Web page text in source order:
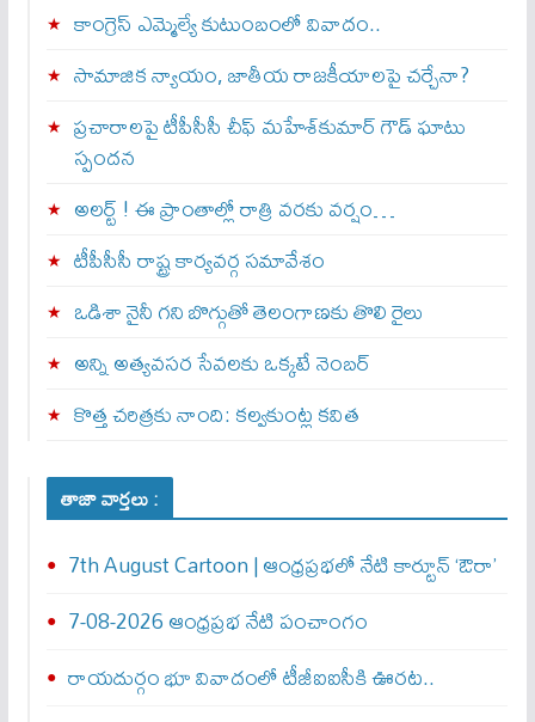
కాంగ్రెస్ ఎమ్మెల్యే కుటుంబంలో వివాదం..
సామాజిక న్యాయం, జాతీయ రాజకీయాలపై చర్చేనా?
ప్రచారాలపై టీపీసీసీ చీఫ్ మహేశ్‌కుమార్ గౌడ్ ఘాటు
స్పందన
అల‌ర్ట్ ! ఈ ప్రాంతాల్లో రాత్రి వరకు వర్షం…
టీపీసీసీ రాష్ట్ర కార్యవర్గ సమావేశం
ఒడిశా నైనీ గని బొగ్గుతో తెలంగాణకు తొలి రైలు
అన్ని అత్యవసర సేవలకు ఒక్క‌టే నెంబ‌ర్‌
కొత్త చరిత్రకు నాంది: క‌ల్వ‌కుంట్ల కవిత
తాజా వార్తలు :
7th August Cartoon | ఆంధ్రప్రభలో నేటి కార్టూన్ ‘ఔరా’
7-08-2026 ఆంధ్రప్రభ నేటి పంచాంగం
రాయదుర్గం భూ వివాదంలో టీజీఐఐసీకి ఊరట..